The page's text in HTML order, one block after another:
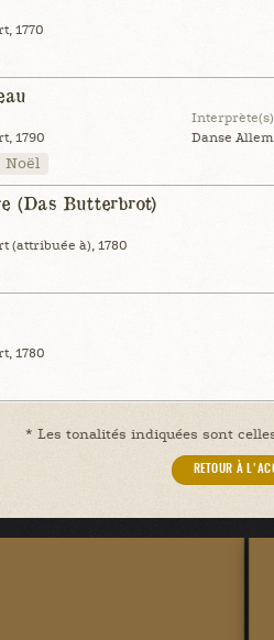
1770
1790
Interprète(s)
Danse
Noël
(Das Butterbrot)
(attribuée à), 1780
1780
* Les tonalités indiquées sont
RETOUR À